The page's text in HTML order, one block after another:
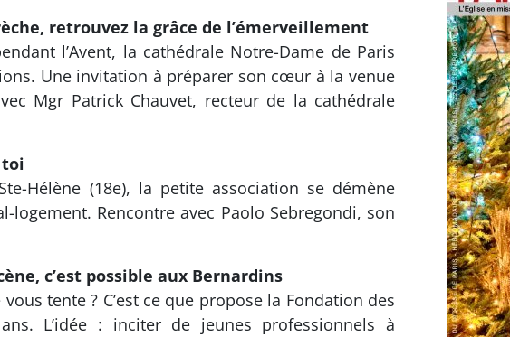
retrouvez la grâce de l’émerveillement
l’Avent, la cathédrale Notre-Dame de Paris
Une invitation à préparer son cœur à la venue
Mgr Patrick Chauvet, recteur de la cathédrale
Hélène (18e), la petite association se démène
logement. Rencontre avec Paolo Sebregondi, son
c’est possible aux Bernardins
tente ? C’est ce que propose la Fondation des
L’idée : inciter de jeunes professionnels à